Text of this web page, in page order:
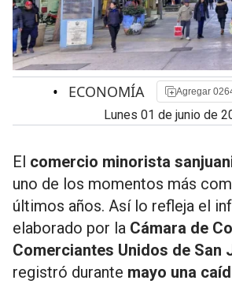
• ECONOMÍA Agregar
lunes 01 de junio de
El comercio minorista
uno de los momentos más
últimos años. Así lo refleja el
elaborado por la Cámara de
Comerciantes Unidos de San
registró durante mayo una